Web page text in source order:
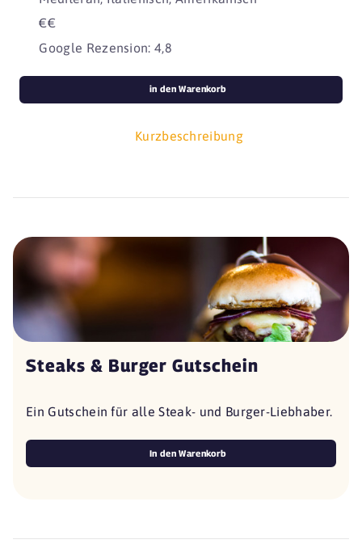
€€
Google Rezension: 4,8
Kurzbeschreibung
in den Warenkorb
Steaks & Burger Gutschein
Ein Gutschein für alle Steak- und Burger-Liebhaber.
In den Warenkorb